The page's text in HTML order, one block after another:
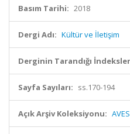
Basım Tarihi: 2018
Dergi Adı: Kültür ve İletişim
Derginin Tarandığı
Sayfa Sayıları: ss.170-194
Açık Arşiv Koleksiyonu: